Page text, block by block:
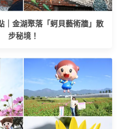
｜金湖聚落「蚵貝藝術牆」散
步秘境！